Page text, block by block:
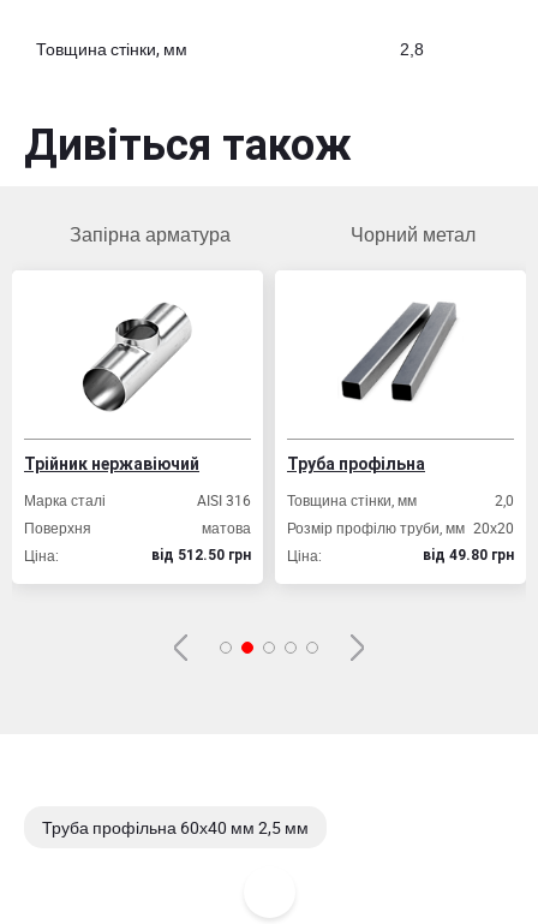
Товщина стінки, мм 2,8
Дивіться також
Запірна арматура
Трійник нержавіючий
Марка сталі
AISI 316
Поверхня
матова
Ціна:
вiд 512.50 грн
Чорний метал
Труба профільна
Товщина стінки, мм
2,0
Розмір профілю труби, мм 20х20
Ціна:
вiд 49.80 грн
Труба профільна 60х40 мм 2,5 мм